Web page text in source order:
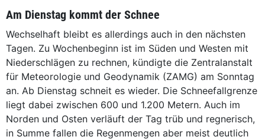
Am Dienstag kommt der Schnee
Wechselhaft bleibt es allerdings auch in den nächsten
Tagen. Zu Wochenbeginn ist im Süden und Westen mit
Niederschlägen zu rechnen, kündigte die Zentralanstalt
für Meteorologie und Geodynamik (ZAMG) am Sonntag
an. Ab Dienstag schneit es wieder. Die Schneefallgrenze
liegt dabei zwischen 600 und 1.200 Metern. Auch im
Norden und Osten verläuft der Tag trüb und regnerisch,
in Summe fallen die Regenmengen aber meist deutlich